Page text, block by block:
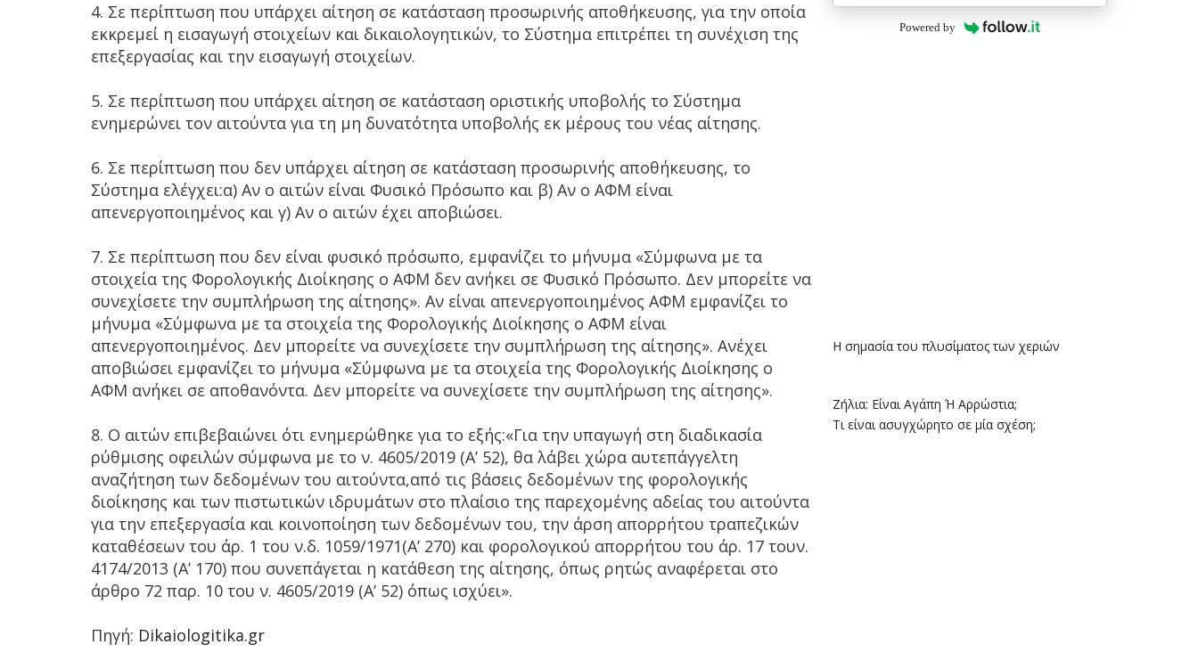
4. Σε περίπτωση που υπάρχει αίτηση σε κατάσταση προσωρινής αποθήκευσης, για την οποία
εκκρεμεί η εισαγωγή στοιχείων και δικαιολογητικών, το Σύστημα επιτρέπει τη συνέχιση της
επεξεργασίας και την εισαγωγή στοιχείων.
5. Σε περίπτωση που υπάρχει αίτηση σε κατάσταση οριστικής υποβολής το Σύστημα
ενημερώνει τον αιτούντα για τη μη δυνατότητα υποβολής εκ μέρους του νέας αίτησης.
6. Σε περίπτωση που δεν υπάρχει αίτηση σε κατάσταση προσωρινής αποθήκευσης, το
Σύστημα ελέγχει:α) Αν ο αιτών είναι Φυσικό Πρόσωπο και β) Αν ο ΑΦΜ είναι
απενεργοποιημένος και γ) Αν ο αιτών έχει αποβιώσει.
7. Σε περίπτωση που δεν είναι φυσικό πρόσωπο, εμφανίζει το μήνυμα «Σύμφωνα με τα
στοιχεία της Φορολογικής Διοίκησης ο ΑΦΜ δεν ανήκει σε Φυσικό Πρόσωπο. Δεν μπορείτε να
συνεχίσετε την συμπλήρωση της αίτησης». Αν είναι απενεργοποιημένος ΑΦΜ εμφανίζει το
μήνυμα «Σύμφωνα με τα στοιχεία της Φορολογικής Διοίκησης ο ΑΦΜ είναι
απενεργοποιημένος. Δεν μπορείτε να συνεχίσετε την συμπλήρωση της αίτησης». Ανέχει
αποβιώσει εμφανίζει το μήνυμα «Σύμφωνα με τα στοιχεία της Φορολογικής Διοίκησης ο
ΑΦΜ ανήκει σε αποθανόντα. Δεν μπορείτε να συνεχίσετε την συμπλήρωση της αίτησης».
8. Ο αιτών επιβεβαιώνει ότι ενημερώθηκε για το εξής:«Για την υπαγωγή στη διαδικασία
ρύθμισης οφειλών σύμφωνα με το ν. 4605/2019 (Α’ 52), θα λάβει χώρα αυτεπάγγελτη
αναζήτηση των δεδομένων του αιτούντα,από τις βάσεις δεδομένων της φορολογικής
διοίκησης και των πιστωτικών ιδρυμάτων στο πλαίσιο της παρεχομένης αδείας του αιτούντα
για την επεξεργασία και κοινοποίηση των δεδομένων του, την άρση απορρήτου τραπεζικών
καταθέσεων του άρ. 1 του ν.δ. 1059/1971(Α’ 270) και φορολογικού απορρήτου του άρ. 17 τουν.
4174/2013 (Α’ 170) που συνεπάγεται η κατάθεση της αίτησης, όπως ρητώς αναφέρεται στο
άρθρο 72 παρ. 10 του ν. 4605/2019 (Α’ 52) όπως ισχύει».
Πηγή: Dikaiologitika.gr
Powered by
Η σημασία του πλυσίματος των χεριών
Ζήλια: Είναι Αγάπη Ή Αρρώστια;
Τι είναι ασυγχώρητο σε μία σχέση;